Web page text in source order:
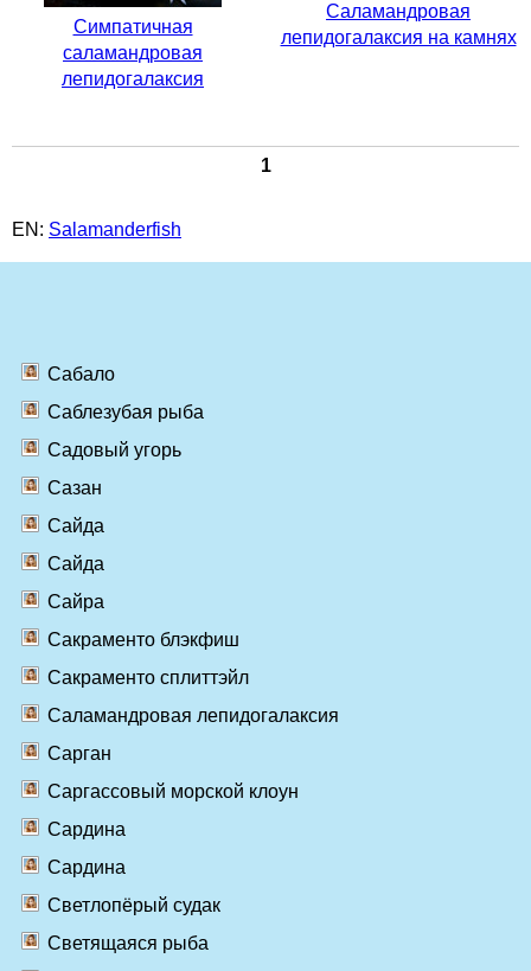
Симпатичная
саламандровая
лепидогалаксия
Саламандровая
лепидогалаксия на камнях
1
EN: Salamanderfish
Сабало
Саблезубая рыба
Садовый угорь
Сазан
Сайда
Сайда
Сайра
Сакраменто блэкфиш
Сакраменто сплиттэйл
Саламандровая лепидогалаксия
Сарган
Саргассовый морской клоун
Сардина
Сардина
Светлопёрый судак
Светящаяся рыба